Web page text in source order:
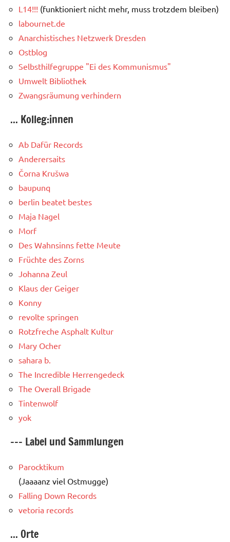
L14!!! (funktioniert nicht mehr, muss trotzdem bleiben)
labournet.de
Anarchistisches Netzwerk Dresden
Ostblog
Selbsthilfegruppe "Ei des Kommunismus"
Umwelt Bibliothek
Zwangsräumung verhindern
... Kolleg:innen
Ab Dafür Records
Anderersaits
Čorna Krušwa
baupunq
berlin beatet bestes
Maja Nagel
Morf
Des Wahnsinns fette Meute
Früchte des Zorns
Johanna Zeul
Klaus der Geiger
Konny
revolte springen
Rotzfreche Asphalt Kultur
Mary Ocher
sahara b.
The Incredible Herrengedeck
The Overall Brigade
Tintenwolf
yok
--- Label und Sammlungen
Parocktikum
(Jaaaanz viel Ostmugge)
Falling Down Records
vetoria records
... Orte